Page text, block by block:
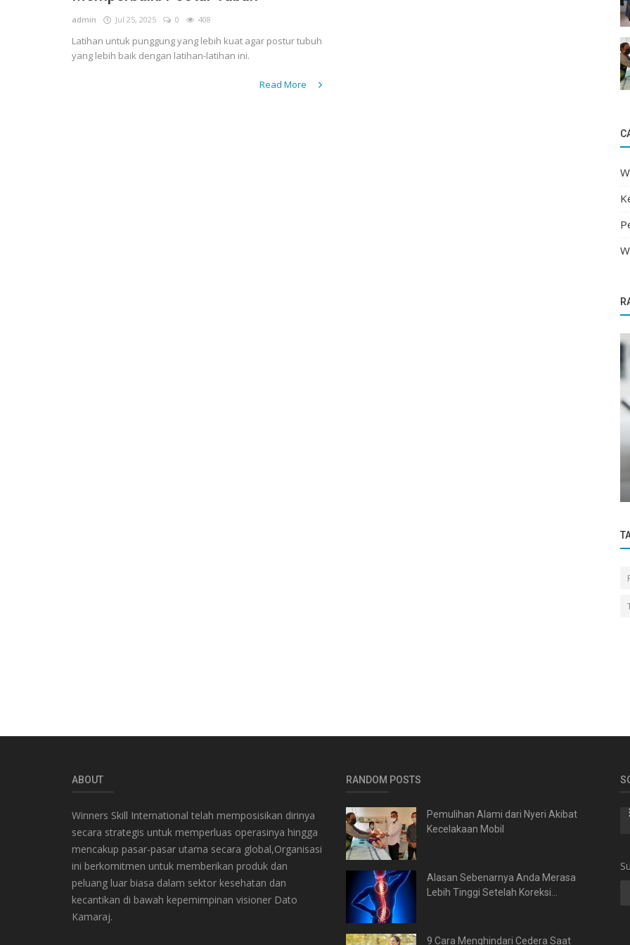
admin Jul 25, 2025 0 408
Latihan untuk punggung yang lebih kuat agar postur tubuh
yang lebih baik dengan latihan-latihan ini.
Read More
ABOUT
Winners Skill International telah memposisikan dirinya
secara strategis untuk memperluas operasinya hingga
mencakup pasar-pasar utama secara global,Organisasi
ini berkomitmen untuk memberikan produk dan
peluang luar biasa dalam sektor kesehatan dan
kecantikan di bawah kepemimpinan visioner Dato
Kamaraj.
RANDOM POSTS
Pemulihan Alami dari Nyeri Akibat
Kecelakaan Mobil
Alasan Sebenarnya Anda Merasa
Lebih Tinggi Setelah Koreksi...
9 Cara Menghindari Cedera Saat